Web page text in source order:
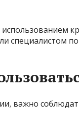
специалистом
важно